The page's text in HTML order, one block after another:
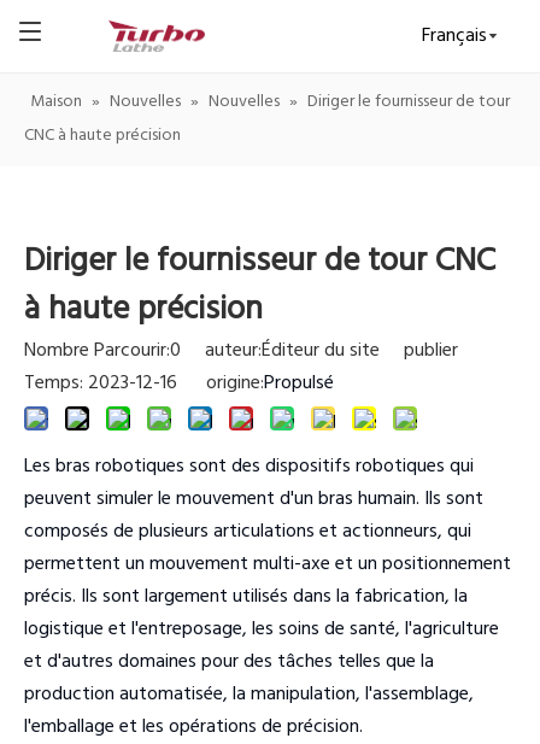
Français
Maison » Nouvelles » Nouvelles » Diriger le fournisseur de tour
CNC à haute précision
Diriger le fournisseur de tour CNC
à haute précision
Nombre Parcourir:0 auteur:Éditeur du site publier
Temps: 2023-12-16 origine:Propulsé
Les bras robotiques sont des dispositifs robotiques qui
peuvent simuler le mouvement d'un bras humain. Ils sont
composés de plusieurs articulations et actionneurs, qui
permettent un mouvement multi-axe et un positionnement
précis. Ils sont largement utilisés dans la fabrication, la
logistique et l'entreposage, les soins de santé, l'agriculture
et d'autres domaines pour des tâches telles que la
production automatisée, la manipulation, l'assemblage,
l'emballage et les opérations de précision.